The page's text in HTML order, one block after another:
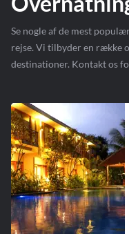
Se nogle af de mest
rejse. Vi tilbyder en række
destinationer. Kontakt os